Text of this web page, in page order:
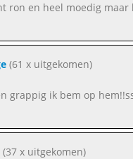
ron en heel moedig
(61 x uitgekomen)
grappig ik bem op
(37 x uitgekomen)